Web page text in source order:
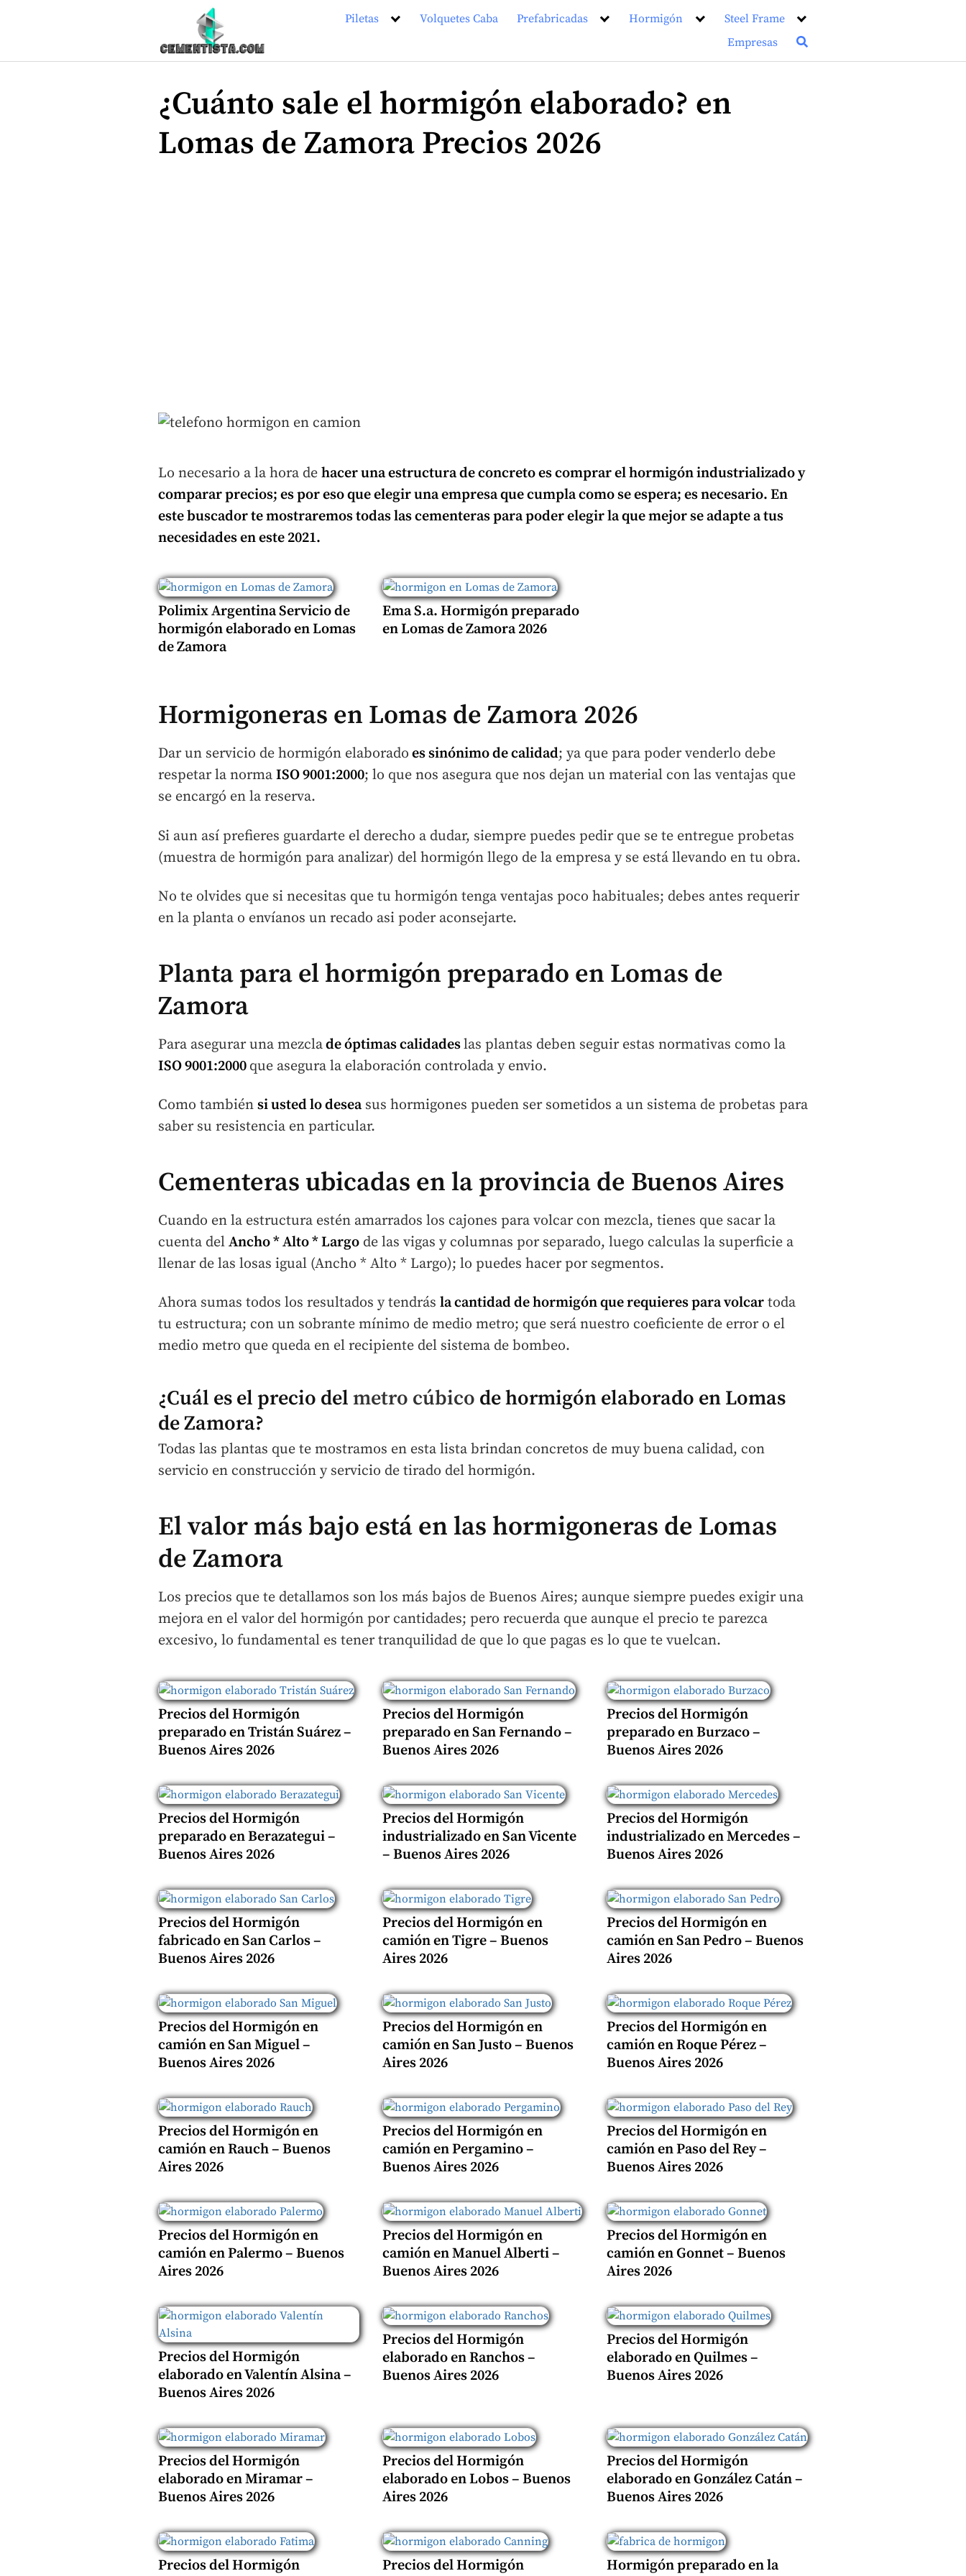
Piletas Volquetes Caba Prefabricadas Hormigón
Steel Frame
Empresas
¿Cuánto sale el hormigón elaborado? en
Lomas de Zamora Precios 2026
Lo necesario a la hora de hacer una estructura de concreto escomprar el hormigón industrializadoy
comparar precios; es por eso queelegir una empresa que cumplacomo se espera; es necesario. En
este buscador te mostraremos todas las cementeras para poder elegir la que mejor se adapte a tus
necesidades en este 2021.
Polimix Argentina Servicio de
hormigón elaborado en Lomas
de Zamora
Ema S.a. Hormigón preparado
en Lomas de Zamora 2026
Hormigoneras en Lomas de Zamora 2026
Dar un servicio de hormigón elaborado es sinónimo de calidad; ya que para poder venderlo debe
respetar la norma ISO 9001:2000; lo que nos asegura que nos dejan un material con las ventajas que
se encargó en la reserva.
Si aun así prefieres guardarte el derecho a dudar, siempre puedes pedir que se te entregue probetas
(muestra de hormigón para analizar) del hormigón llego de la empresa y se está llevando en tu obra.
No te olvides que si necesitas que tu hormigón tenga ventajas poco habituales; debes antes requerir
en la planta o envíanos un recado asi poder aconsejarte.
Planta para el hormigón preparado en Lomas de
Zamora
Para asegurar una mezclade óptimas calidadeslas plantas deben seguir estas normativas como la
ISO 9001:2000 que asegura la elaboración controlada y envio.
Como también si usted lo desea sus hormigones pueden ser sometidos a un sistema de probetas para
saber su resistencia en particular.
Cementeras ubicadas en la provincia de Buenos Aires
Cuando en la estructura estén amarrados los cajones para volcar con mezcla, tienes que sacar la
cuenta del Ancho * Alto * Largo de las vigas y columnas por separado, luego calculas la superficie a
llenar de las losas igual (Ancho * Alto * Largo); lo puedes hacer por segmentos.
Ahora sumas todos los resultados y tendrás la cantidad de hormigón que requieres para volcar toda
tu estructura; con un sobrante mínimo de medio metro; que será nuestro coeficiente de error o el
medio metro que queda en el recipiente del sistema de bombeo.
¿Cuál es el precio del metro cúbico de hormigón elaborado en Lomas
de Zamora?
Todas las plantas que te mostramos en esta lista brindan concretos de muy buena calidad, con
servicio en construcción y servicio de tirado del hormigón.
El valor más bajo está en las hormigoneras de Lomas
de Zamora
Los precios que te detallamos son los más bajos de Buenos Aires; aunque siempre puedes exigir una
mejora en el valor del hormigón por cantidades; pero recuerda que aunque el precio te parezca
excesivo, lo fundamental es tener tranquilidad de que lo que pagas es lo que te vuelcan.
Precios del Hormigón
preparado en Tristán Suárez –
Buenos Aires 2026
Precios del Hormigón
preparado en San Fernando –
Buenos Aires 2026
Precios del Hormigón
preparado en Burzaco –
Buenos Aires 2026
Precios del Hormigón
preparado en Berazategui –
Buenos Aires 2026
Precios del Hormigón
industrializado en San Vicente
– Buenos Aires 2026
Precios del Hormigón
industrializado en Mercedes –
Buenos Aires 2026
Precios del Hormigón
fabricado en San Carlos –
Buenos Aires 2026
Precios del Hormigón en
camión en Tigre – Buenos
Aires 2026
Precios del Hormigón en
camión en San Pedro – Buenos
Aires 2026
Precios del Hormigón en
camión en San Miguel –
Buenos Aires 2026
Precios del Hormigón en
camión en San Justo – Buenos
Aires 2026
Precios del Hormigón en
camión en Roque Pérez –
Buenos Aires 2026
Precios del Hormigón en
camión en Rauch – Buenos
Aires 2026
Precios del Hormigón en
camión en Pergamino –
Buenos Aires 2026
Precios del Hormigón en
camión en Paso del Rey –
Buenos Aires 2026
Precios del Hormigón en
camión en Palermo – Buenos
Aires 2026
Precios del Hormigón en
camión en Manuel Alberti –
Buenos Aires 2026
Precios del Hormigón en
camión en Gonnet – Buenos
Aires 2026
Precios del Hormigón
elaborado en Valentín Alsina –
Buenos Aires 2026
Precios del Hormigón
elaborado en Ranchos –
Buenos Aires 2026
Precios del Hormigón
elaborado en Quilmes –
Buenos Aires 2026
Precios del Hormigón
elaborado en Miramar –
Buenos Aires 2026
Precios del Hormigón
elaborado en Lobos – Buenos
Aires 2026
Precios del Hormigón
elaborado en González Catán –
Buenos Aires 2026
Precios del Hormigón
Precios del Hormigón
Hormigón preparado en la